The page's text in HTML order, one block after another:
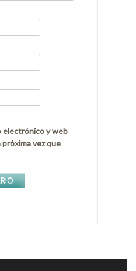
electrónico y web
vez que